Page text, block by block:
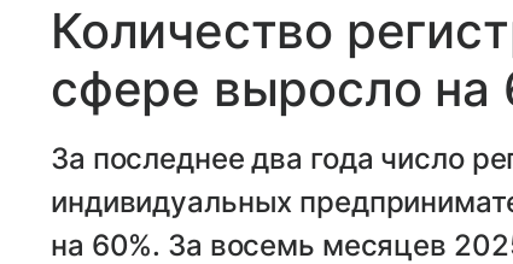
Количество
сфере выросло на
За последнее два года число
индивидуальных
на 60%. За восемь месяцев